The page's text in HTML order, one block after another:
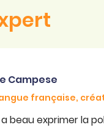
Campese
française,
a beau exprimer la